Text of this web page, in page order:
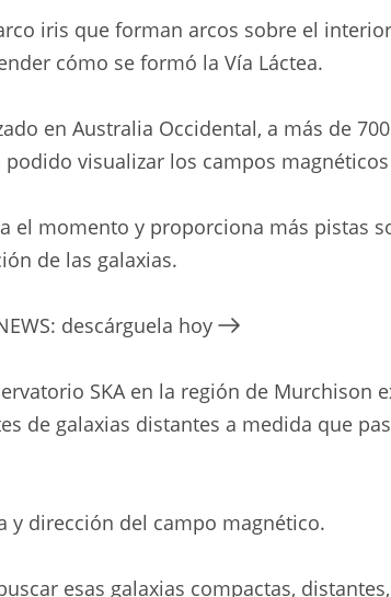
iris que forman arcos sobre el
cómo se formó la Vía Láctea.
en Australia Occidental, a más de
visualizar los campos magnéticos
el momento y proporciona más pistas
de las galaxias.
descárguela hoy
SKA en la región de Murchison
de galaxias distantes a medida que
y ​​dirección del campo magnético.
esas galaxias compactas,